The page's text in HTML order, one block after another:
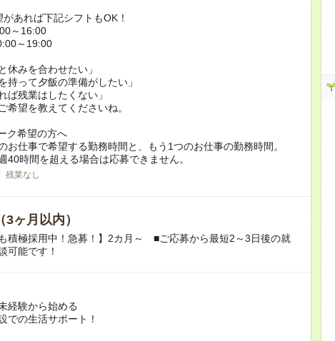
があれば下記シフトもOK！
～16:00
～19:00
休みを合わせたい」
持って夕飯の準備がしたい」
ば残業はしたくない」
希望を教えてくださいね。
ク希望の方へ
お仕事で希望する勤務時間と、もう1つのお仕事の勤務時間。
40時間を超える場合は応募できません。
残業なし
3ヶ月以内）
も積極採用中！急募！】2カ月～ ■ご応募から最短2～3日後の就
可能です！
経験から始める
での生活サポート！